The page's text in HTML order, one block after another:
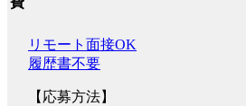
リモート面接OK
履歴書不要
【応募方法】